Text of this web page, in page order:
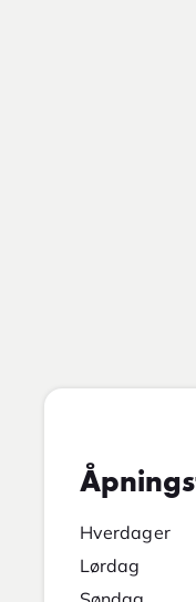
Hverdager
Lørdag